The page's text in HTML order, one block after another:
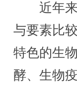
近年来
与要素比
特色的生
酵、生物